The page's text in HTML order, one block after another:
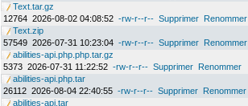
Text.tar.gz
12764 2026-08-02 04:08:52 -rw-r--r-- Supprimer Renommer
Text.zip
57549 2026-07-31 10:23:04 -rw-r--r-- Supprimer Renommer
abilities-api.php.php.tar.gz
5373 2026-07-31 11:22:52 -rw-r--r-- Supprimer Renommer
abilities-api.php.tar
26112 2026-08-04 22:40:55 -rw-r--r-- Supprimer Renommer
abilities-api.tar